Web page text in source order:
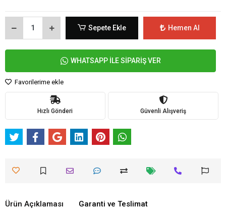
Sepete Ekle Hemen Al
WHATSAPP İLE SİPARİŞ VER
Favorilerime ekle
Hızlı Gönderi Güvenli Alışveriş
Ürün Açıklaması Garanti ve Teslimat